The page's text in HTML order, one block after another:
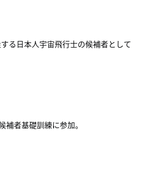
る日本人宇宙飛行士の候補者として
補者基礎訓練に参加。